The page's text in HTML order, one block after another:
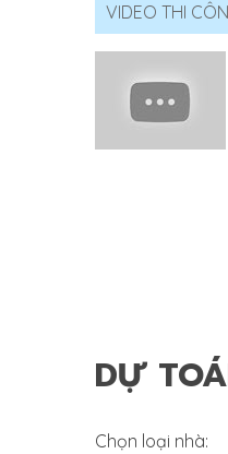
VIDEO THI
DỰ
Chọn loại nhà: